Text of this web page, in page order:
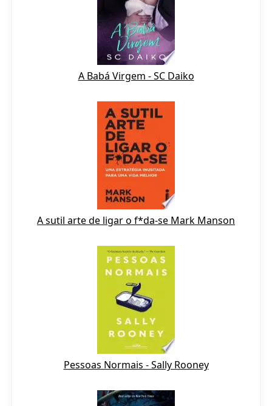
A Babá Virgem - SC Daiko
A sutil arte de ligar o f*da-se Mark Manson
Pessoas Normais - Sally Rooney